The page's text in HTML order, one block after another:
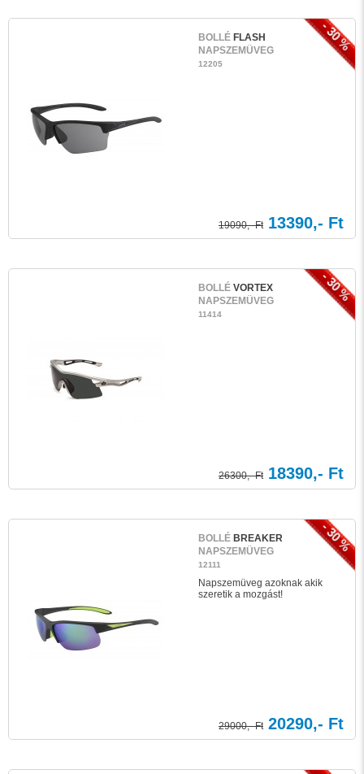
- 30 %
BOLLÉ FLASH
NAPSZEMÜVEG
12205
19090,- Ft 13390,- Ft
- 30 %
BOLLÉ VORTEX
NAPSZEMÜVEG
11414
26300,- Ft 18390,- Ft
- 30 %
BOLLÉ BREAKER
NAPSZEMÜVEG
12111
Napszemüveg azoknak akik
szeretik a mozgást!
29000,- Ft 20290,- Ft